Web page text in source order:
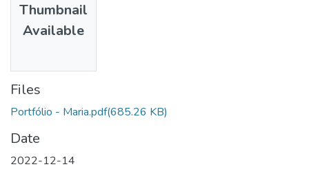
Thumbnail
Available
Files
Portfólio - Maria.pdf(685.26 KB)
Date
2022-12-14